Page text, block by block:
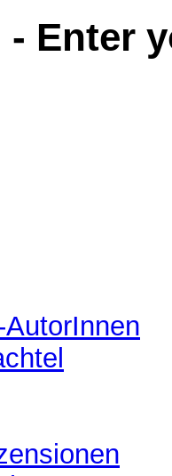
Enter